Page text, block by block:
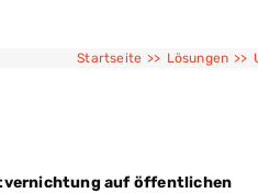
Startseite >> Lösungen >>
auf öffentlichen